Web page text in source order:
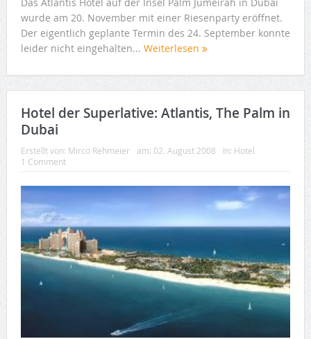
Das Atlantis Hotel auf der Insel Palm Jumeirah in Dubai
wurde am 20. November mit einer Riesenparty eröffnet.
Der eigentlich geplante Termin des 24. September konnte
leider nicht eingehalten... Weiterlesen
Hotel der Superlative: Atlantis, The Palm in
Dubai
Erstellt von: Mirco Rehmeier am: 02. August 2008 In: Hotel
1 Comment